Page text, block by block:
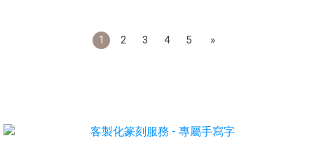
1 2 3 4 5 »